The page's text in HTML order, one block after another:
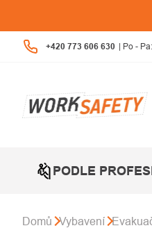
obsah
+420 773 606 630
PODLE
Domů Vybavení